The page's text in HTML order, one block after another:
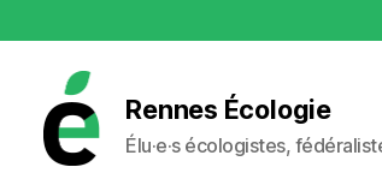
Rennes Écologie
Élu·e·s écologistes,